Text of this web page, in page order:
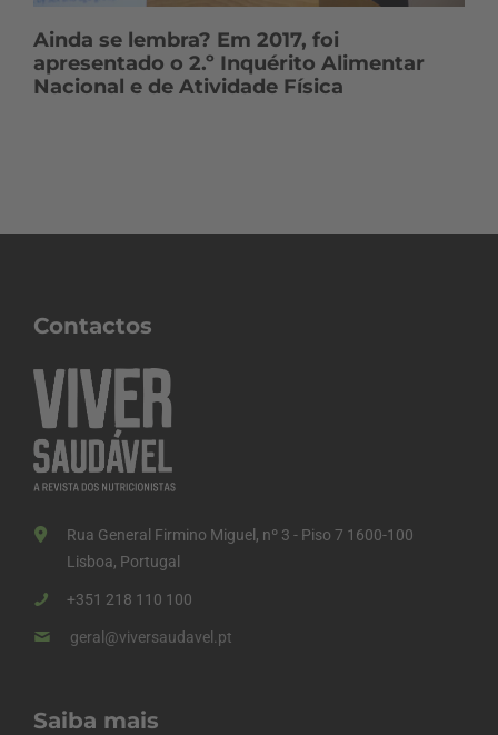
Ainda se lembra? Em 2017, foi
apresentado o 2.º Inquérito Alimentar
Nacional e de Atividade Física
Contactos
Rua General Firmino Miguel, nº 3 - Piso 7 1600-100
Lisboa, Portugal
+351 218 110 100
geral@viversaudavel.pt
Saiba mais